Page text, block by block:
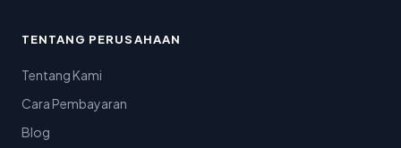
TENTANG PERUSAHAAN
Tentang Kami
Cara Pembayaran
Blog